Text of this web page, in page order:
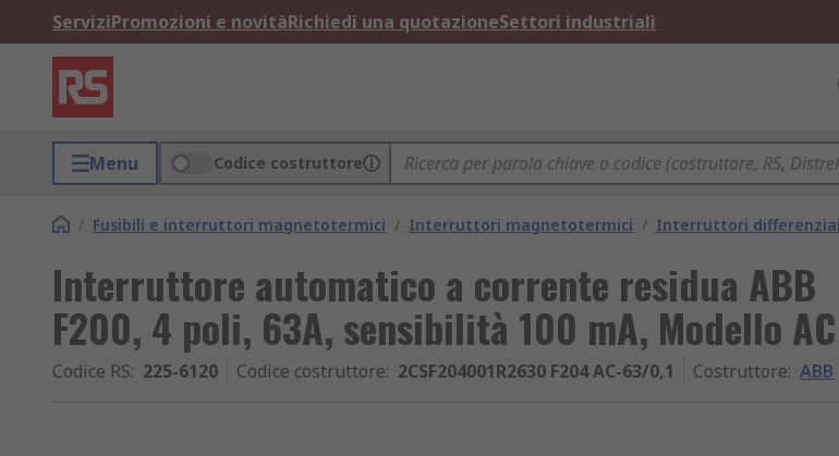
ServiziPromozioni e novitàRichiedi una quotazioneSettori industriali
Menu Codice costruttore
/ Fusibili e interruttori magnetotermici / Interruttori magnetotermici / Interruttori differenziali
Interruttore automatico a corrente residua ABB
F200, 4 poli, 63A, sensibilità 100 mA, Modello AC
Codice RS: 225-6120 Codice costruttore: 2CSF204001R2630 F204 AC-63/0,1 Costruttore: ABB